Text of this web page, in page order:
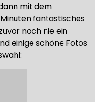
mit dem
fantastisches
noch nie ein
einige schöne Fotos